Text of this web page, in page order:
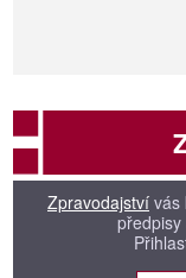
Zpravodajství vás